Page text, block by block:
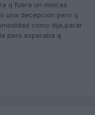
q fuera un misil.es
una decepcion pero q
como dije,parar
pero esperaba q